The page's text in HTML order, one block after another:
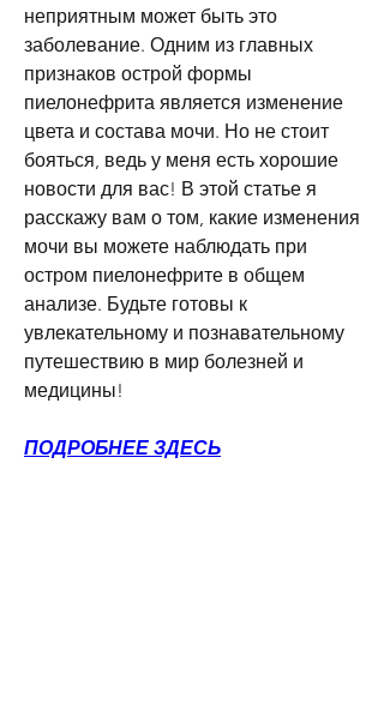
неприятным может быть это
заболевание. Одним из главных
признаков острой формы
пиелонефрита является изменение
цвета и состава мочи. Но не стоит
бояться, ведь у меня есть хорошие
новости для вас! В этой статье я
расскажу вам о том, какие изменения
мочи вы можете наблюдать при
остром пиелонефрите в общем
анализе. Будьте готовы к
увлекательному и познавательному
путешествию в мир болезней и
медицины!
ПОДРОБНЕЕ ЗДЕСЬ